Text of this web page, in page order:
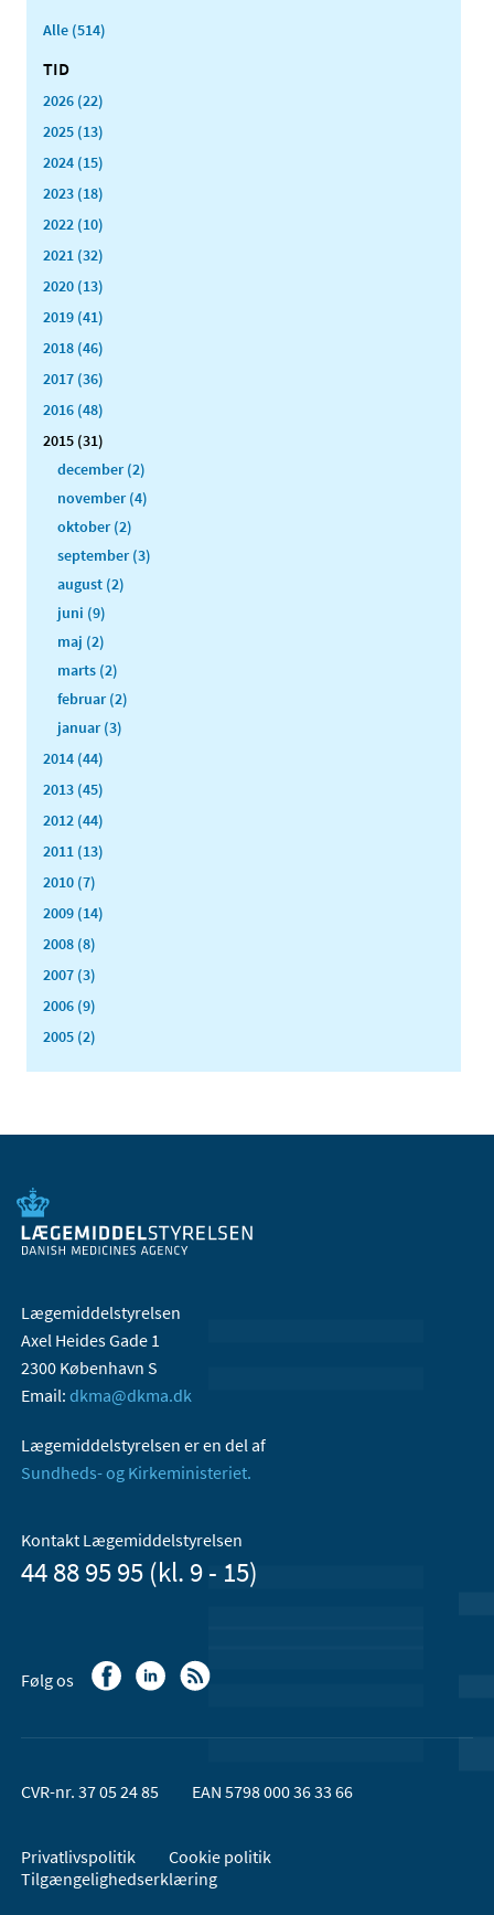
Alle (514)
TID
2026 (22)
2025 (13)
2024 (15)
2023 (18)
2022 (10)
2021 (32)
2020 (13)
2019 (41)
2018 (46)
2017 (36)
2016 (48)
2015 (31)
december (2)
november (4)
oktober (2)
september (3)
august (2)
juni (9)
maj (2)
marts (2)
februar (2)
januar (3)
2014 (44)
2013 (45)
2012 (44)
2011 (13)
2010 (7)
2009 (14)
2008 (8)
2007 (3)
2006 (9)
2005 (2)
Lægemiddelstyrelsen
Axel Heides Gade 1
2300 København S
Email: dkma@dkma.dk
Lægemiddelstyrelsen er en del af
Sundheds- og Kirkeministeriet.
Kontakt Lægemiddelstyrelsen
44 88 95 95 (kl. 9 - 15)
Følg os
CVR-nr. 37 05 24 85 EAN 5798 000 36 33 66
Privatlivspolitik
Cookie politik
Tilgængelighedserklæring